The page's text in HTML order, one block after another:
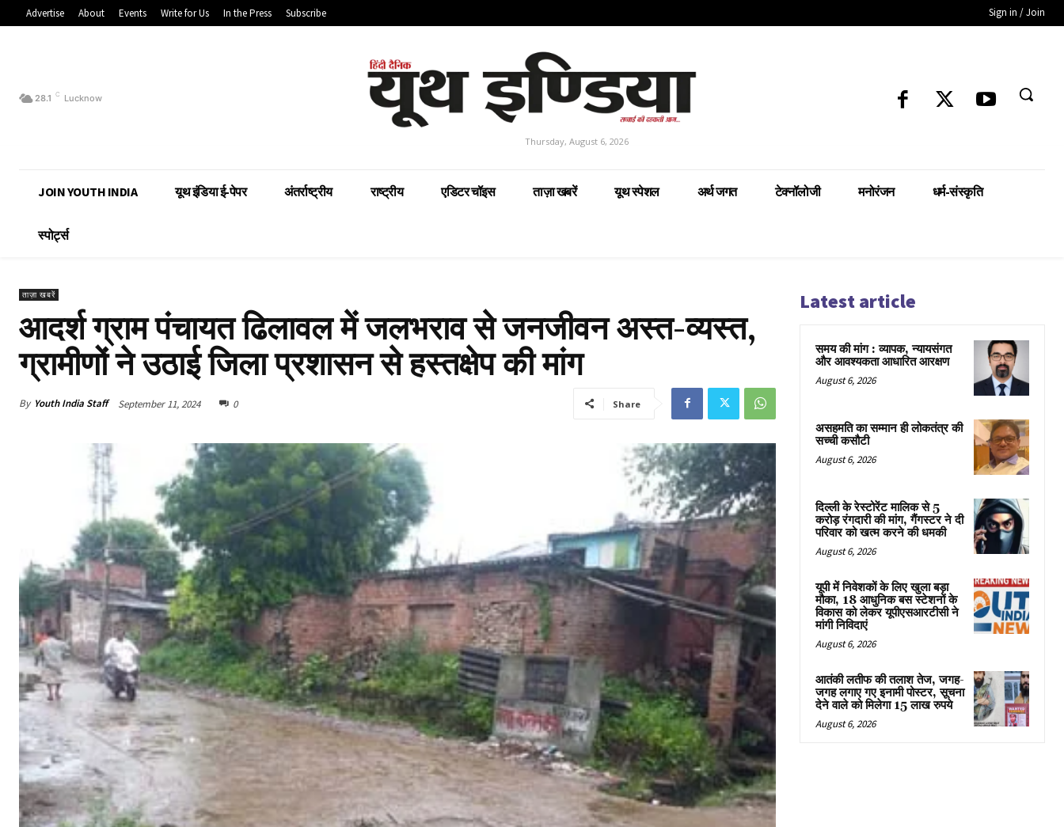
Advertise About Events Write for Us In the Press Subscribe Sign in / Join
28.1 C Lucknow
Thursday, August 6, 2026
JOIN YOUTH INDIA यूथ इंडिया ई-पेपर अंतर्राष्ट्रीय राष्ट्रीय एडिटर चॉइस ताज़ा खबरें यूथ स्पेशल अर्थ जगत टेक्नॉलोजी मनोरंजन धर्म-संस्कृति
स्पोर्ट्स
ताज़ा खबरें
आदर्श ग्राम पंचायत ढिलावल में जलभराव से जनजीवन अस्त-व्यस्त,
ग्रामीणों ने उठाई जिला प्रशासन से हस्तक्षेप की मांग
By Youth India Staff September 11, 2024 0 Share
Latest article
समय की मांग : व्यापक, न्यायसंगत
और आवश्यकता आधारित आरक्षण
August 6, 2026
असहमति का सम्मान ही लोकतंत्र की
सच्ची कसौटी
August 6, 2026
दिल्ली के रेस्टोरेंट मालिक से 5
करोड़ रंगदारी की मांग, गैंगस्टर ने दी
परिवार को खत्म करने की धमकी
August 6, 2026
यूपी में निवेशकों के लिए खुला बड़ा
मौका, 18 आधुनिक बस स्टेशनों के
विकास को लेकर यूपीएसआरटीसी ने
मांगी निविदाएं
August 6, 2026
आतंकी लतीफ की तलाश तेज, जगह-
जगह लगाए गए इनामी पोस्‍टर, सूचना
देने वाले को मिलेगा 15 लाख रुपये
August 6, 2026